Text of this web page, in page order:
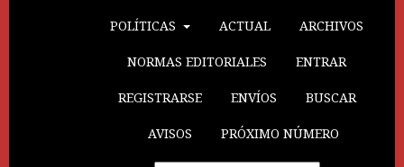
POLÍTICAS ACTUAL ARCHIVOS
NORMAS EDITORIALES ENTRAR
REGISTRARSE ENVÍOS BUSCAR
AVISOS PRÓXIMO NÚMERO